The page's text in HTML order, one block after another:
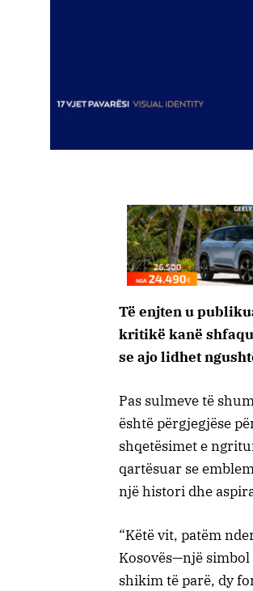
Të enjten u
kritikë kanë
se ajo lidhet
Pas sulmeve të
është përgjegjëse
shqetësimet e
qartësuar se
një histori dhe
“Këtë vit, patëm
Kosovës—një
shikim të parë, dy